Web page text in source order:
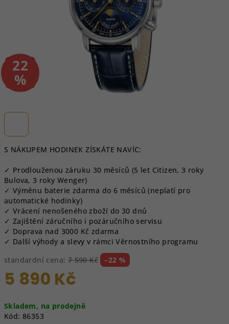
S NÁKUPEM HODINEK ZÍSKÁTE NAVÍC:
✓ Prodlouženou záruku 30 měsíců (5 let Citizen, 3 roky
Bulova, 3 roky Wenger)
✓ Výměnu baterie zdarma do 6 měsíců (neplatí pro
automatické hodinky)
✓ Vrácení nenošeného zboží do 30 dnů
✓ Zajištění záručního i pozáručního servisu
✓ Doprava nad 3000 Kč zdarma
✓ Další výhody a slevy v rámci Věrnostního programu
standardní cena: 7 590 Kč –22 %
5 890 Kč
cena:
Skladem, na prodejně
Kód: 86353
22
%